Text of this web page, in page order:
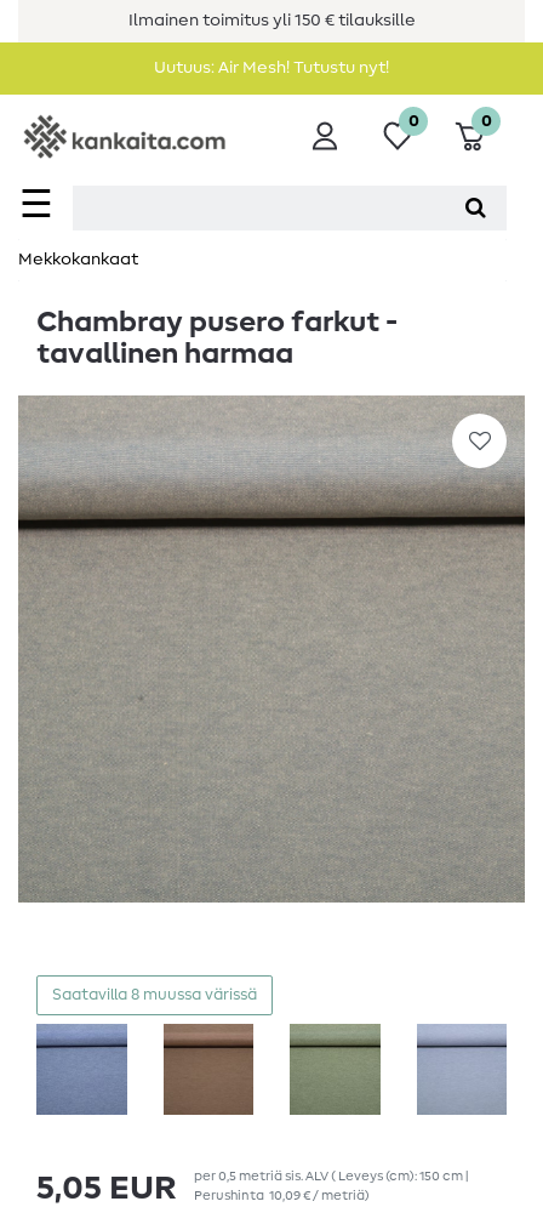
Ilmainen toimitus yli 150 € tilauksille
Uutuus: Air Mesh! Tutustu nyt!
☰
0 0
Mekkokankaat
Chambray pusero farkut -
tavallinen harmaa
Saatavilla 8 muussa värissä
5,05 EUR per0,5 metriäsis. ALV( Leveys (cm): 150 cm |
Perushinta 10,09 € / metriä)